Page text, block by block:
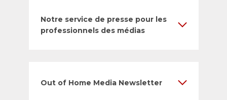
Notre service de presse pour les
professionnels des médias
Out of Home Media Newsletter